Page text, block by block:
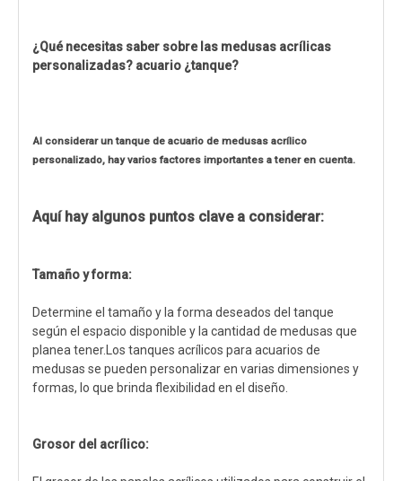
¿Qué necesitas saber sobre las medusas acrílicas
personalizadas? acuario ¿tanque?
Al considerar un tanque de acuario de medusas acrílico
personalizado, hay varios factores importantes a tener en cuenta.
Aquí hay algunos puntos clave a considerar:
Tamaño y forma:
Determine el tamaño y la forma deseados del tanque
según el espacio disponible y la cantidad de medusas que
planea tener.Los tanques acrílicos para acuarios de
medusas se pueden personalizar en varias dimensiones y
formas, lo que brinda flexibilidad en el diseño.
Grosor del acrílico: